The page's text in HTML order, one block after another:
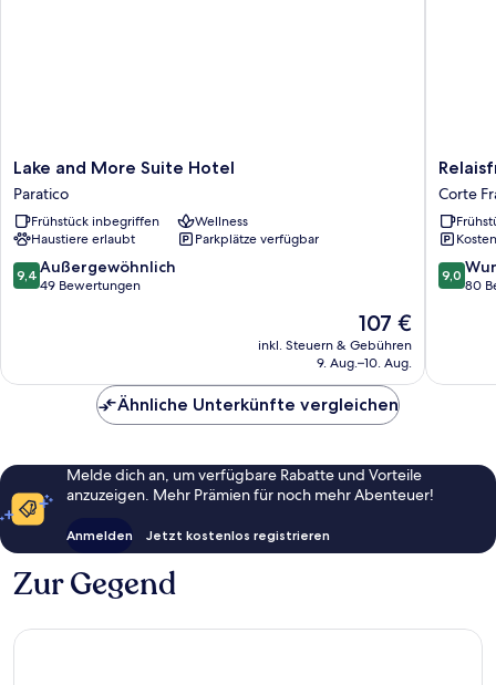
Lake
and
More
Suite
Hotel
Paratico
Lake and More Suite Hotel
Paratico
Frühstück inbegriffen
Wellness
Haustiere erlaubt
Parkplätze verfügbar
9.4
von
9,4 Außergewöhnlich
49 Bewertungen
Der
Preis
beträgt
107 €
inkl. Steuern & Gebühren
9. Aug.–10. Aug.
Corte
Franca
Corte
9.0
von
9,0
80
Ähnliche Unterkünfte vergleichen
Melde dich an, um verfügbare Rabatte und Vorteile
anzuzeigen. Mehr Prämien für noch mehr Abenteuer!
Anmelden Jetzt kostenlos registrieren
Zur Gegend